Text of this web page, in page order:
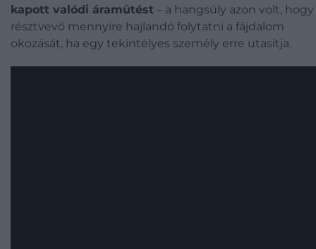
kapott valódi áramütést – a hangsúly azon volt, hogy
résztvevő mennyire hajlandó folytatni a fájdalom
okozását, ha egy tekintélyes személy erre utasítja.